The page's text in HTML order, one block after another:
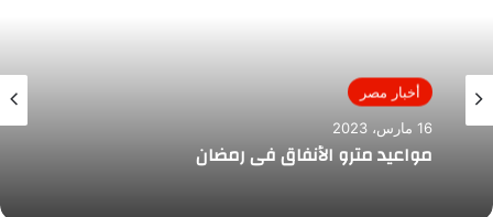
أخبار مصر
16 مارس، 2023
مواعيد مترو الأنفاق فى رمضان